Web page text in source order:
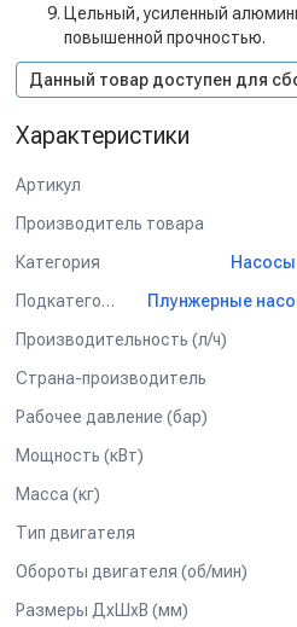
Цельный, усиленный
повышенной прочностью.
Данный товар доступен для
Характеристики
Артикул
Производитель товара
Категория
Насосы
Подкатегория
Производительность (л/ч)
Страна-производитель
Рабочее давление (бар)
Мощность (кВт)
Масса (кг)
Тип двигателя
Обороты двигателя (об/мин)
Размеры ДхШхВ (мм)